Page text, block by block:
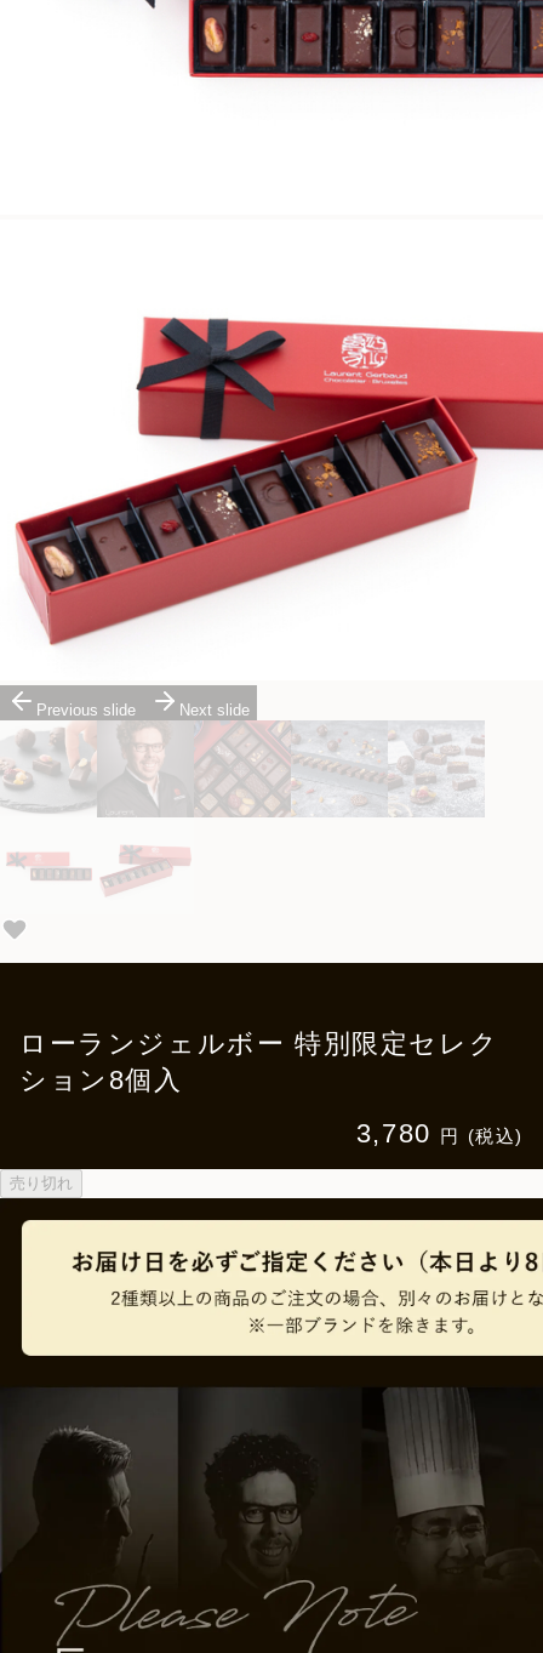
Previous slide Next slide
ローランジェルボー 特別限定セレク
ション8個入
3,780 円 (税込)
売り切れ